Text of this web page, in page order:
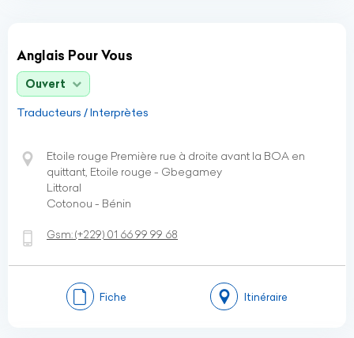
Anglais Pour Vous
Ouvert
Traducteurs / Interprètes
Etoile rouge Première rue à droite avant la BOA en
quittant, Etoile rouge - Gbegamey
Littoral
Cotonou - Bénin
Gsm:(+229) 01 66 99 99 68
Fiche Itinéraire